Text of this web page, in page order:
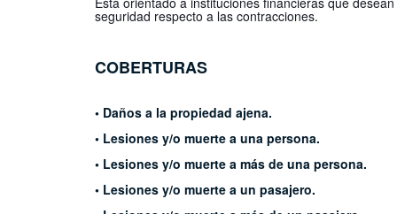
seguridad respecto a las contracciones.
COBERTURAS
• Daños a la propiedad ajena.
• Lesiones y/o muerte a una persona.
• Lesiones y/o muerte a más de una persona.
• Lesiones y/o muerte a un pasajero.